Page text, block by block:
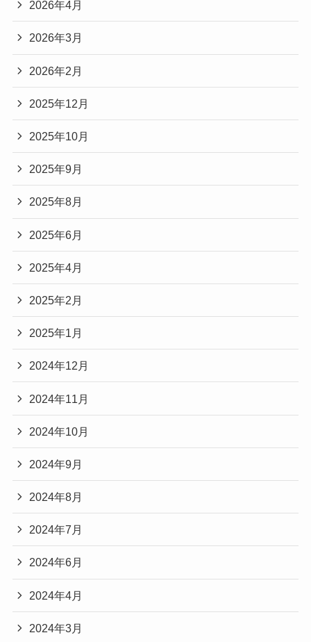
2026年4月
2026年3月
2026年2月
2025年12月
2025年10月
2025年9月
2025年8月
2025年6月
2025年4月
2025年2月
2025年1月
2024年12月
2024年11月
2024年10月
2024年9月
2024年8月
2024年7月
2024年6月
2024年4月
2024年3月